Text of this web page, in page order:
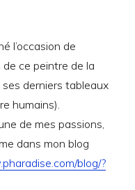
l’occasion de
ce peintre de la
derniers tableaux
humains).
de mes passions,
dans mon blog
blog/?